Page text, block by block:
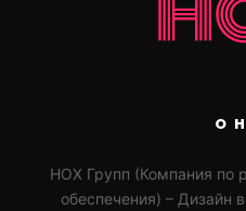
О
HOX Групп (Компания по
обеспечения) – Дизайн